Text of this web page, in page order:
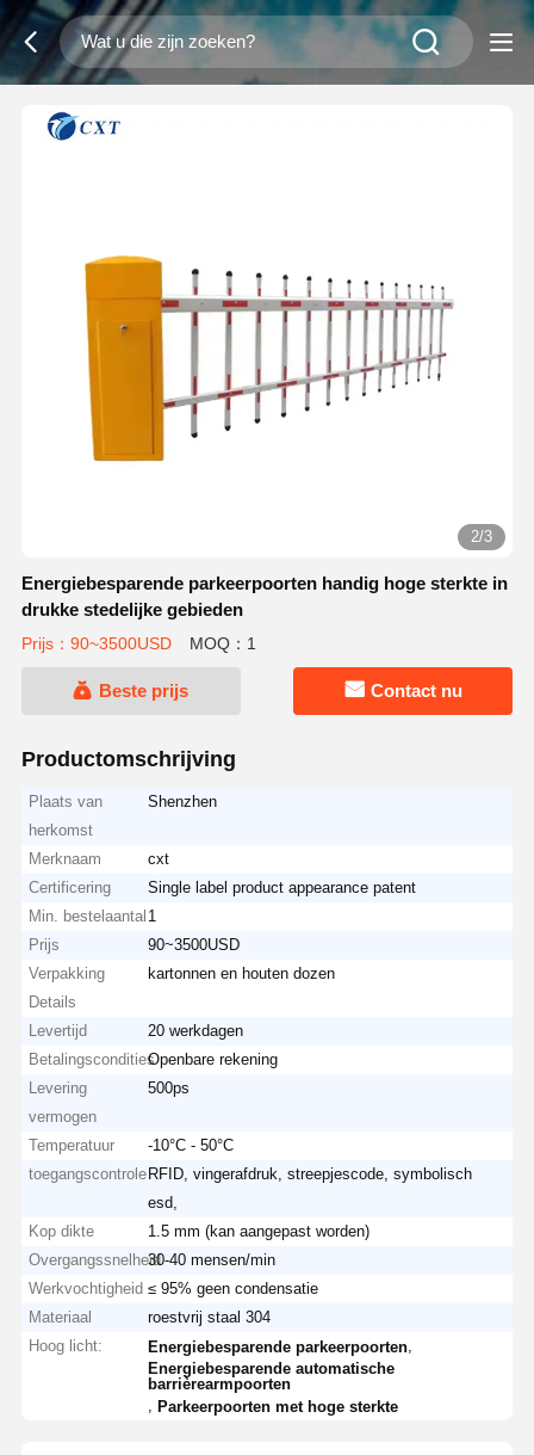
2/3
Energiebesparende parkeerpoorten handig hoge sterkte in
drukke stedelijke gebieden
Prijs：90~3500USD MOQ：1
Beste prijs Contact nu
Productomschrijving
Plaats van
herkomst
Shenzhen
Merknaam
cxt
Certificering
Single label product appearance patent
Min. bestelaantal 1
Prijs
90~3500USD
Verpakking
Details
kartonnen en houten dozen
Levertijd
20 werkdagen
BetalingsconditiesOpenbare rekening
Levering
vermogen
500ps
Temperatuur
-10°C - 50°C
toegangscontrole RFID, vingerafdruk, streepjescode, symbolisch
esd,
Kop dikte
1.5 mm (kan aangepast worden)
Overgangssnelheid30-40 mensen/min
Werkvochtigheid ≤ 95% geen condensatie
Materiaal
roestvrij staal 304
Hoog licht:
Energiebesparende parkeerpoorten
Energiebesparende automatische
barrièrearmpoorten
,Parkeerpoorten met hoge sterkte